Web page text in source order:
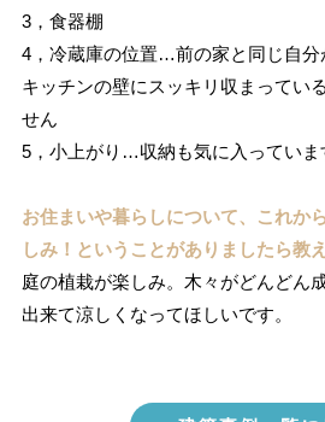
3，食器棚
4，冷蔵庫の位置…前の家と同じ自分
キッチンの壁にスッキリ収まってい
せん
5，小上がり…収納も気に入っていま
お住まいや暮らしについて、これか
しみ！ということがありましたら教
庭の植栽が楽しみ。木々がどんどん
出来て涼しくなってほしいです。